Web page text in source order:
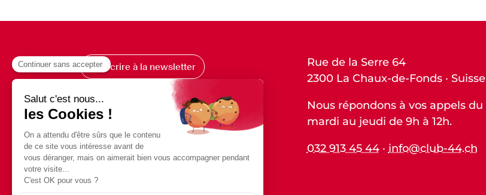
S’inscrire à la newsletter
Rue de la Serre 64
2300 La Chaux-de-Fonds · Suisse
Nous répondons à vos appels du
mardi au jeudi de 9h à 12h.
032 913 45 44· info@club-44.ch